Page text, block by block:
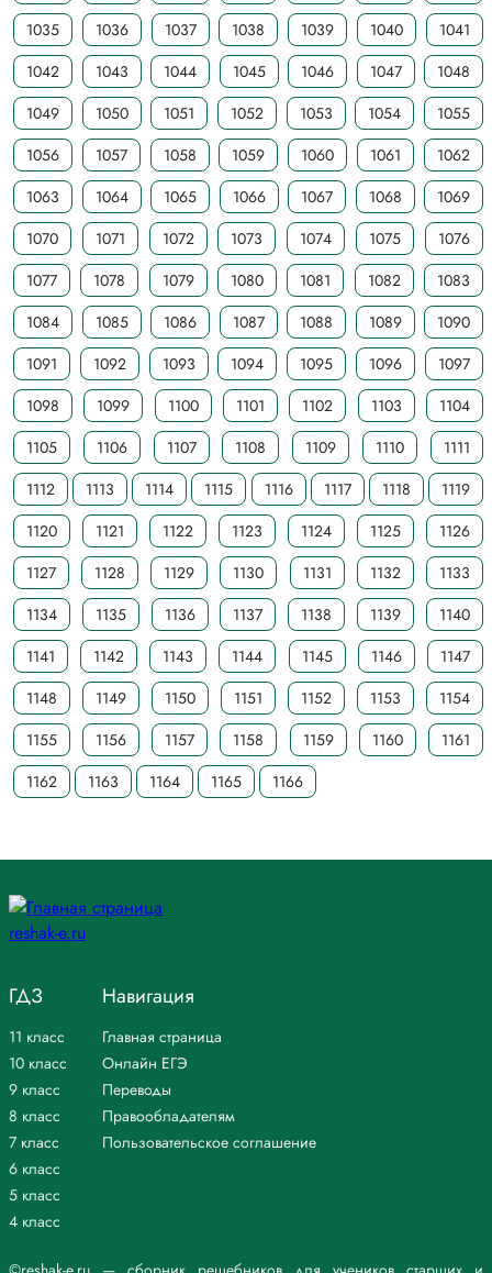
1035
1036 1037 1038 1039 1040
1041
1042
1043 1044 1045 1046 1047
1048
1049
1050 1051 1052 1053 1054
1055
1056
1057 1058 1059 1060 1061
1062
1063
1064 1065 1066 1067 1068
1069
1070
1071 1072 1073 1074 1075
1076
1077
1078 1079 1080 1081 1082
1083
1084
1085 1086 1087 1088 1089
1090
1091
1092 1093 1094 1095 1096
1097
1098
1099 1100 1101 1102 1103
1104
1105
1106 1107 1108 1109 1110
1111
1112
1113 1114 1115 1116 1117 1118
1119
1120
1121 1122 1123 1124 1125
1126
1127
1128 1129 1130 1131 1132
1133
1134
1135 1136 1137 1138 1139
1140
1141
1142 1143 1144 1145 1146
1147
1148
1149 1150 1151 1152 1153
1154
1155
1156 1157 1158 1159 1160
1161
1162
1163 1164 1165 1166
ГДЗ
11 класс
10 класс
9 класс
8 класс
7 класс
6 класс
5 класс
4 класс
Навигация
Главная страница
Онлайн ЕГЭ
Переводы
Правообладателям
Пользовательское соглашение